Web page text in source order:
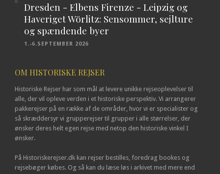
Dresden - Elbens Firenze - Leipzig og
Haveriget Wörlitz: Sensommer, sejlture
og spændende byer
1.-6.SEPTEMBER 2026
OM HISTORISKE REJSER
Historiske Rejser har som mål at levere unikke rejseoplevelser til
alle, der vil opleve verden i et historiske perspektiv. Vi arrangerer
pakkerejser på en række af de områder, hvor vi er specialister og
så skræddersyr vi grupperejser til grupper i alle størrelser, der
ønsker deres helt egen rejse med netop den historiske vinkel I
ønsker.
På Historiskerejser.dk kan rejser bestilles, foredrag bookes og
rejsebøger købes. Og så kan du læse løs i arkivet med mere end